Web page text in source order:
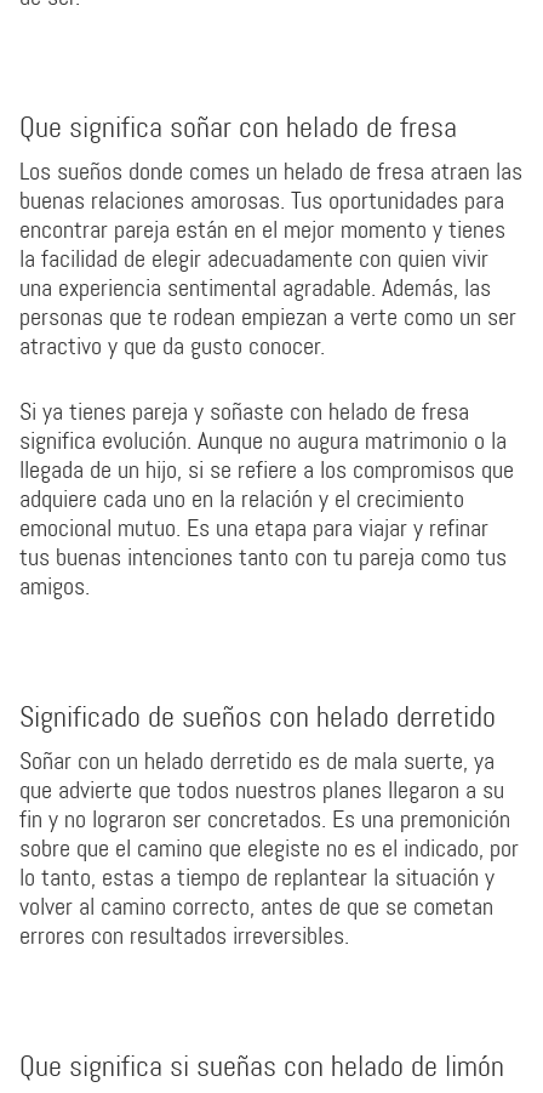
Que significa soñar con helado de fresa
Los sueños donde comes un helado de fresa atraen las
buenas relaciones amorosas. Tus oportunidades para
encontrar pareja están en el mejor momento y tienes
la facilidad de elegir adecuadamente con quien vivir
una experiencia sentimental agradable. Además, las
personas que te rodean empiezan a verte como un ser
atractivo y que da gusto conocer.
Si ya tienes pareja y soñaste con helado de fresa
significa evolución. Aunque no augura matrimonio o la
llegada de un hijo, si se refiere a los compromisos que
adquiere cada uno en la relación y el crecimiento
emocional mutuo. Es una etapa para viajar y refinar
tus buenas intenciones tanto con tu pareja como tus
amigos.
Significado de sueños con helado derretido
Soñar con un helado derretido es de mala suerte, ya
que advierte que todos nuestros planes llegaron a su
fin y no lograron ser concretados. Es una premonición
sobre que el camino que elegiste no es el indicado, por
lo tanto, estas a tiempo de replantear la situación y
volver al camino correcto, antes de que se cometan
errores con resultados irreversibles.
Que significa si sueñas con helado de limón